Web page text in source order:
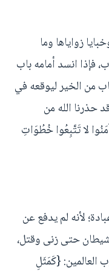
زواياها وما
فإذا انسد أمامه باب
من الخير ليوقعه في
حذرنا الله من
لا تَتَّبِعُوا خُطُوَاتِ
لأنه لم يدفع عن
حتى زنى وقتل،
العالمين: {كَمَثَلِ